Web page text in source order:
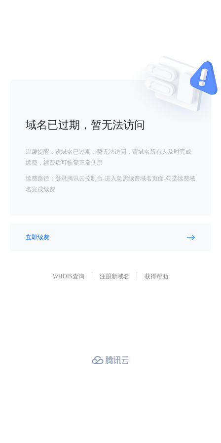
域名已过期，暂无法访问
温馨提醒：该域名已过期，暂无法访问，请域名所有人及时完成
续费，续费后可恢复正常使用
续费路径：登录腾讯云控制台-进入急需续费域名页面-勾选续费域
名完成续费
立即续费
WHOIS查询 注册新域名 获得帮助